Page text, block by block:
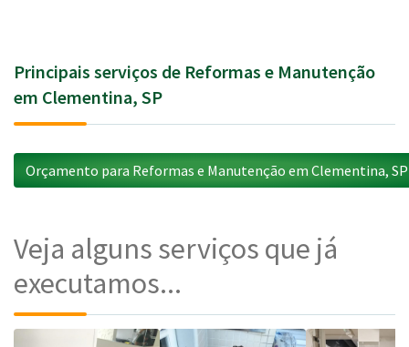
Principais serviços de Reformas e Manutenção
em Clementina, SP
Orçamento para Reformas e Manutenção em Clementina, SP
Veja alguns serviços que já
executamos...